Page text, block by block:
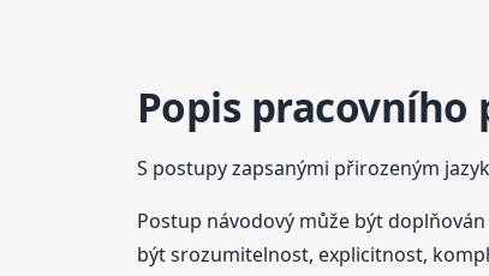
Popis pracovního
S postupy zapsanými přirozeným
Postup návodový může být
být srozumitelnost, explicitnost,